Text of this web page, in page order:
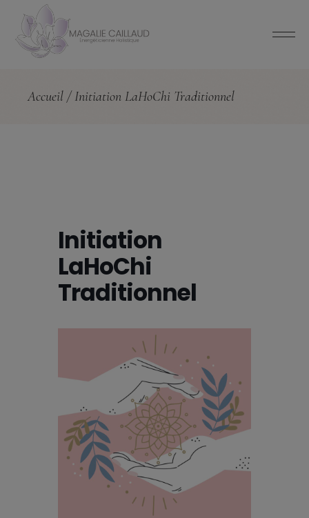
Accueil Initiation LaHoChi Traditionnel
Initiation
LaHoChi
Traditionnel